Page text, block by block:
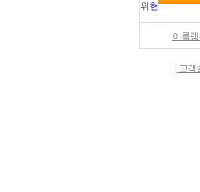
위 현
이름
[ 고객